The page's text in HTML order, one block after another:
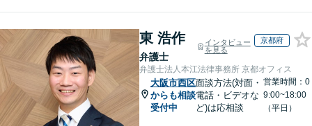
東 浩作
弁護士
インタビュー
を見る
京都府
弁護士法人本江法律事務所 京都オフィス
大阪市西区
からも相談
受付中
面談方法(対面・
電話・ビデオな
ど)は応相談
営業時間：0
9:00~18:00
（平日）